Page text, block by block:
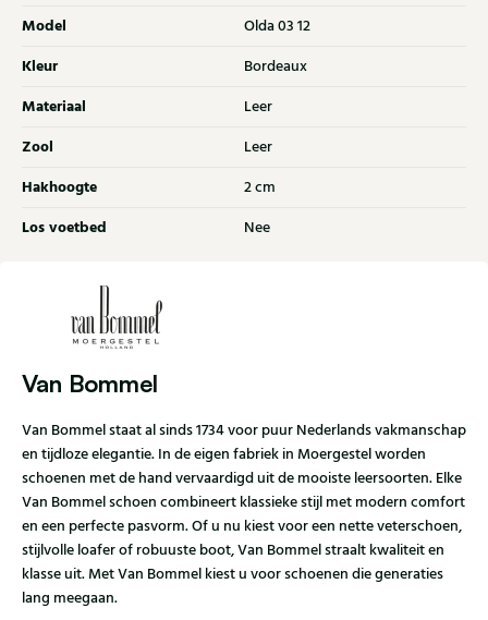
Model Olda 03 12
Kleur Bordeaux
Materiaal Leer
Zool Leer
Hakhoogte 2 cm
Los voetbed Nee
Van Bommel
Van Bommel staat al sinds 1734 voor puur Nederlands vakmanschap
en tijdloze elegantie. In de eigen fabriek in Moergestel worden
schoenen met de hand vervaardigd uit de mooiste leersoorten. Elke
Van Bommel schoen combineert klassieke stijl met modern comfort
en een perfecte pasvorm. Of u nu kiest voor een nette veterschoen,
stijlvolle loafer of robuuste boot, Van Bommel straalt kwaliteit en
klasse uit. Met Van Bommel kiest u voor schoenen die generaties
lang meegaan.